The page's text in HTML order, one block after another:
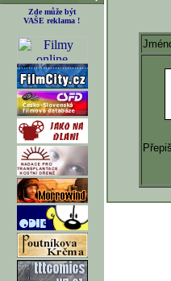
Zde může být
VAŠE reklama !